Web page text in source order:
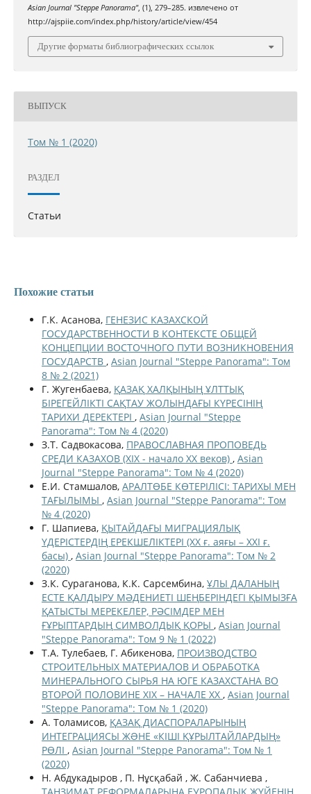
Asian Journal "Steppe Panorama", (1), 279–285. извлечено от
http://ajspiie.com/index.php/history/article/view/454
Другие форматы библиографических ссылок
ВЫПУСК
Том № 1 (2020)
РАЗДЕЛ
Статьи
Похожие статьи
Г.К. Асанова, ГЕНЕЗИС КАЗАХСКОЙ
ГОСУДАРСТВЕННОСТИ В КОНТЕКСТЕ ОБЩЕЙ
КОНЦЕПЦИИ ВОСТОЧНОГО ПУТИ ВОЗНИКНОВЕНИЯ
ГОСУДАРСТВ , Asian Journal "Steppe Panorama": Том
8 № 2 (2021)
Г. Жугенбаева, ҚАЗАҚ ХАЛҚЫНЫҢ ҰЛТТЫҚ
БІРЕГЕЙЛІКТІ САҚТАУ ЖОЛЫНДАҒЫ КҮРЕСІНІҢ
ТАРИХИ ДЕРЕКТЕРІ , Asian Journal "Steppe
Panorama": Том № 4 (2020)
З.Т. Садвокасова, ПРАВОСЛАВНАЯ ПРОПОВЕДЬ
СРЕДИ КАЗАХОВ (XIX - начало XX веков) , Asian
Journal "Steppe Panorama": Том № 4 (2020)
Е.И. Стамшалов, АРАЛТӨБЕ КӨТЕРІЛІСІ: ТАРИХЫ МЕН
ТАҒЫЛЫМЫ , Asian Journal "Steppe Panorama": Том
№ 4 (2020)
Г. Шапиева, ҚЫТАЙДАҒЫ МИГРАЦИЯЛЫҚ
ҮДЕРІСТЕРДІҢ ЕРЕКШЕЛІКТЕРІ (ХХ ғ. аяғы – ХХІ ғ.
басы) , Asian Journal "Steppe Panorama": Том № 2
(2020)
З.К. Сураганова, К.К. Сарсембина, ҰЛЫ ДАЛАНЫҢ
ЕСТЕ ҚАЛДЫРУ МӘДЕНИЕТІ ШЕҢБЕРІНДЕГІ ҚЫМЫЗҒА
ҚАТЫСТЫ МЕРЕКЕЛЕР, РӘСІМДЕР МЕН
ҒҰРЫПТАРДЫҢ СИМВОЛДЫҚ ҚОРЫ , Asian Journal
"Steppe Panorama": Том 9 № 1 (2022)
Т.А. Тулебаев, Г. Абикенова, ПРОИЗВОДСТВО
СТРОИТЕЛЬНЫХ МАТЕРИАЛОВ И ОБРАБОТКА
МИНЕРАЛЬНОГО СЫРЬЯ НА ЮГЕ КАЗАХСТАНА ВО
ВТОРОЙ ПОЛОВИНЕ ХІХ – НАЧАЛЕ ХХ , Asian Journal
"Steppe Panorama": Том № 1 (2020)
А. Толамисов, ҚАЗАҚ ДИАСПОРАЛАРЫНЫҢ
ИНТЕГРАЦИЯСЫ ЖƏНЕ «КІШІ ҚҰРЫЛТАЙЛАРДЫҢ»
РӨЛІ , Asian Journal "Steppe Panorama": Том № 1
(2020)
Н. Абдукадыров , П. Нұсқабай , Ж. Сабанчиева ,